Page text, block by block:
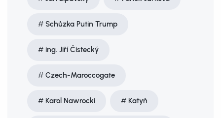
Schůzka Putin Trump
ing. Jiří Čistecký
Czech-Maroccogate
Karol Nawrocki Katyň